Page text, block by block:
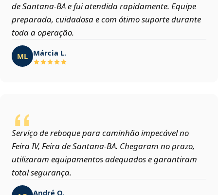
de Santana‑BA e fui atendida rapidamente. Equipe
preparada, cuidadosa e com ótimo suporte durante
toda a operação.
ML Márcia L.
Serviço de reboque para caminhão impecável no
Feira IV, Feira de Santana‑BA. Chegaram no prazo,
utilizaram equipamentos adequados e garantiram
total segurança.
André O.